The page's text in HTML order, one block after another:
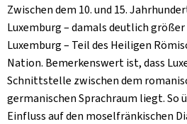
Zwischen dem 10. und 15.
Luxemburg – damals deutlich
Luxemburg – Teil des Heiligen
Nation. Bemerkenswert ist, dass
Schnittstelle zwischen dem
germanischen Sprachraum liegt. So
Einfluss auf den moselfränkischen